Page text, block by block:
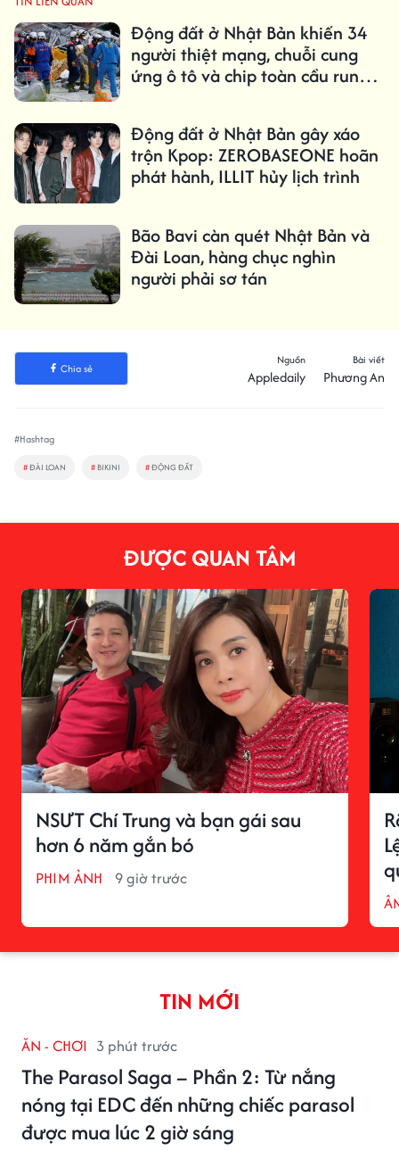
Động đất ở Nhật Bản khiến 34
người thiệt mạng, chuỗi cung
ứng ô tô và chip toàn cầu rung
Động đất ở Nhật Bản gây xáo
trộn Kpop: ZEROBASEONE hoãn
phát hành, ILLIT hủy lịch trình
Bão Bavi càn quét Nhật Bản và
Đài Loan, hàng chục nghìn
người phải sơ tán
Chia sẻ
Nguồn
Appledaily
Bài viết
Phương An
#Hashtag
#ĐÀI LOAN # BIKINI #ĐỘNG ĐẤT
ĐƯỢC QUAN TÂM
NSƯT Chí Trung và bạn gái sau
hơn 6 năm gắn bó
PHIM ẢNH 9 giờ trước
TIN MỚI
ĂN - CHƠI 3 phút trước
The Parasol Saga – Phần 2: Từ nắng
nóng tại EDC đến những chiếc parasol
được mua lúc 2 giờ sáng